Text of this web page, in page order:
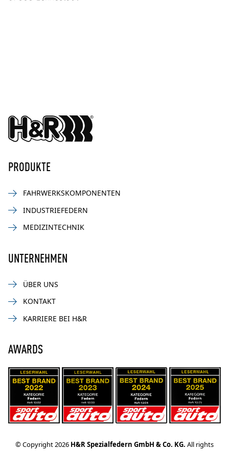
PRODUKTE
FAHRWERKSKOMPONENTEN
INDUSTRIEFEDERN
MEDIZINTECHNIK
UNTERNEHMEN
ÜBER UNS
KONTAKT
KARRIERE BEI H&R
AWARDS
© Copyright 2026 H&R Spezialfedern GmbH & Co. KG. All rights